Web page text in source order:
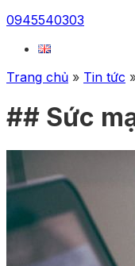
0945540303
Trang chủ » Tin tức
## Sức